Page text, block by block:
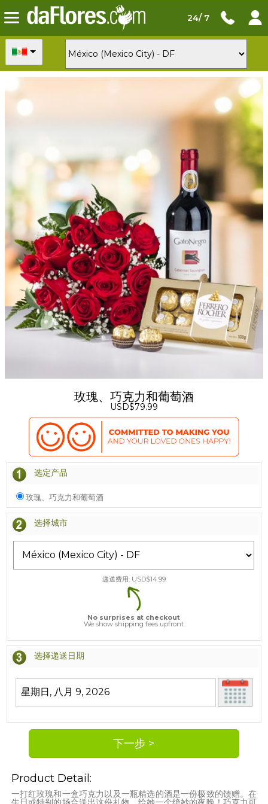
24/ 7
玫瑰、巧克力和葡萄酒
USD$79.99
选定产品
玫瑰、巧克力和葡萄酒
选择城市
递送费用: USD$14.99
No surprises at checkout
We show shipping fees upfront
选择递送日期
Product Detail:
一打红玫瑰和一盒巧克力以及一瓶精选的酒是一份极致的馈赠。在